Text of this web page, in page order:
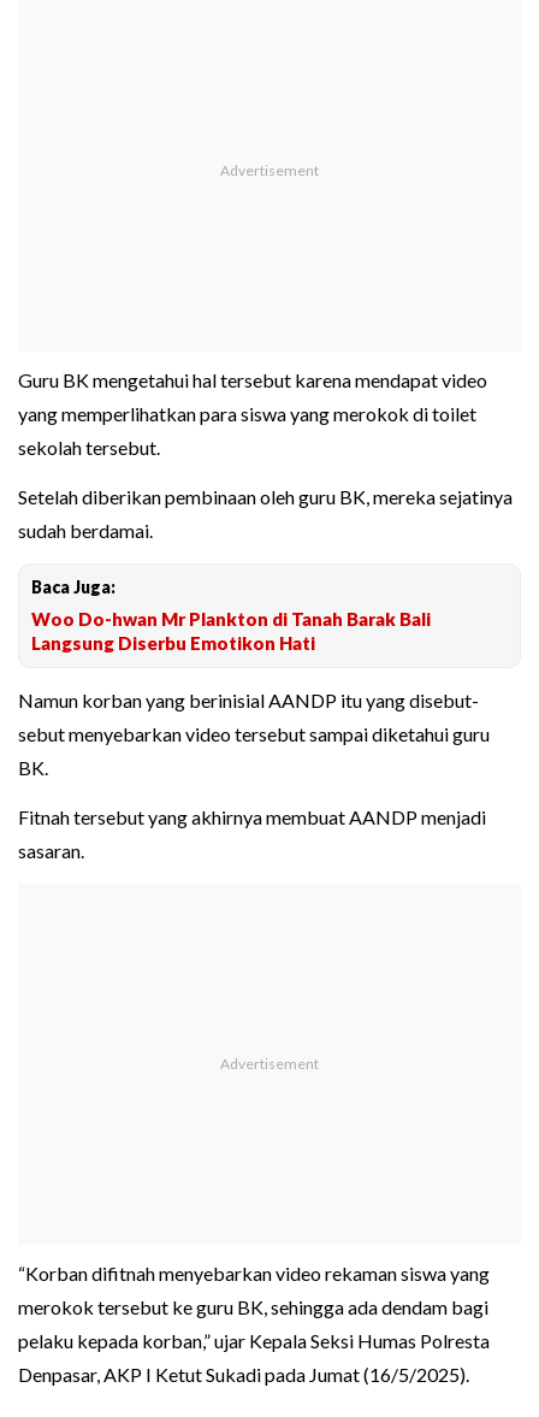
Guru BK mengetahui hal tersebut karena mendapat video
yang memperlihatkan para siswa yang merokok di toilet
sekolah tersebut.
Setelah diberikan pembinaan oleh guru BK, mereka sejatinya
sudah berdamai.
Baca Juga:
Woo Do-hwan Mr Plankton di Tanah Barak Bali
Langsung Diserbu Emotikon Hati
Namun korban yang berinisial AANDP itu yang disebut-
sebut menyebarkan video tersebut sampai diketahui guru
BK.
Fitnah tersebut yang akhirnya membuat AANDP menjadi
sasaran.
“Korban difitnah menyebarkan video rekaman siswa yang
merokok tersebut ke guru BK, sehingga ada dendam bagi
pelaku kepada korban,” ujar Kepala Seksi Humas Polresta
Denpasar, AKP I Ketut Sukadi pada Jumat (16/5/2025).